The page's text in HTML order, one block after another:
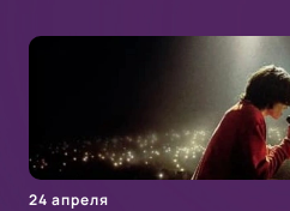
24 апреля